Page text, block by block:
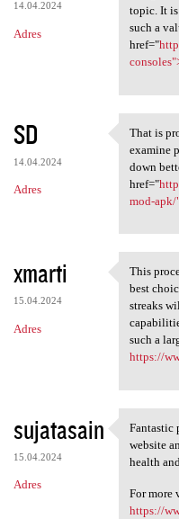
14.04.2024
Adres
topic. It
such a
href="
SD
14.04.2024
Adres
That is
That is
examine
down
href="
mod-apk/
xmarti
15.04.2024
Adres
This
This
best
streaks
such a
https://
sujatasain
15.04.2024
Adres
Fantastic
website
health
For more
https://